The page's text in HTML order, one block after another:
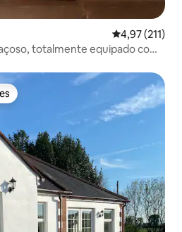
4,97 de uma
4,97 (211)
totalmente equipado com
dos hóspedes